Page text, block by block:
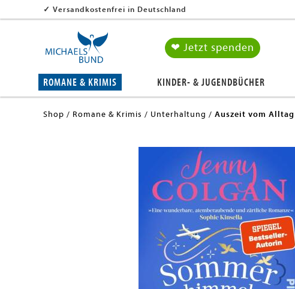
✓ Versandkostenfrei in Deutschland
❤ Jetzt spenden
ROMANE & KRIMIS KINDER- & JUGENDBÜCHER
Shop Romane & Krimis Unterhaltung Auszeit vom Alltag